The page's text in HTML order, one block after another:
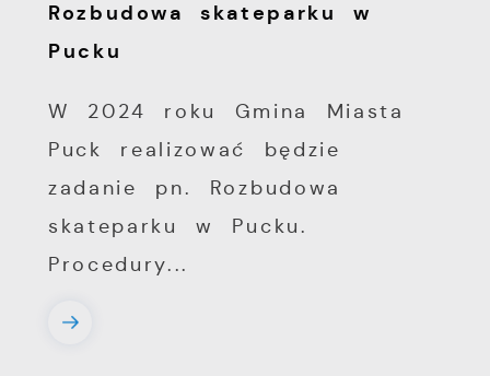
Rozbudowa skateparku w
Pucku
W 2024 roku Gmina Miasta
Puck realizować będzie
zadanie pn. Rozbudowa
skateparku w Pucku.
Procedury...